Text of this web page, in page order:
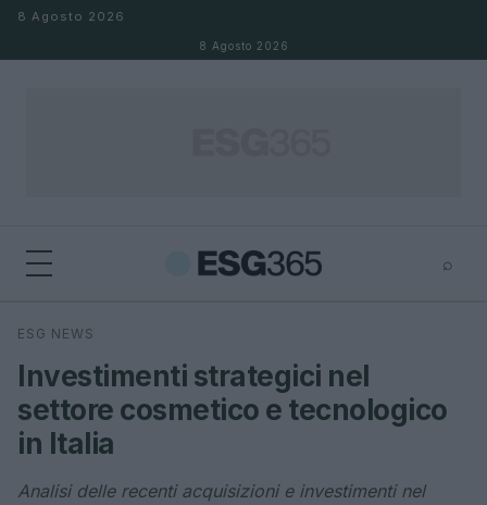
Salta al contenuto
8 Agosto 2026
8 Agosto 2026
⌕
Cerca
ESG NEWS
Investimenti strategici nel
settore cosmetico e tecnologico
in Italia
Analisi delle recenti acquisizioni e investimenti nel